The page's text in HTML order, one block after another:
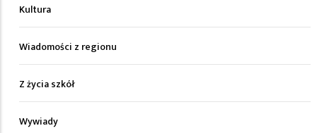
Kultura
Wiadomości z regionu
Z życia szkół
Wywiady